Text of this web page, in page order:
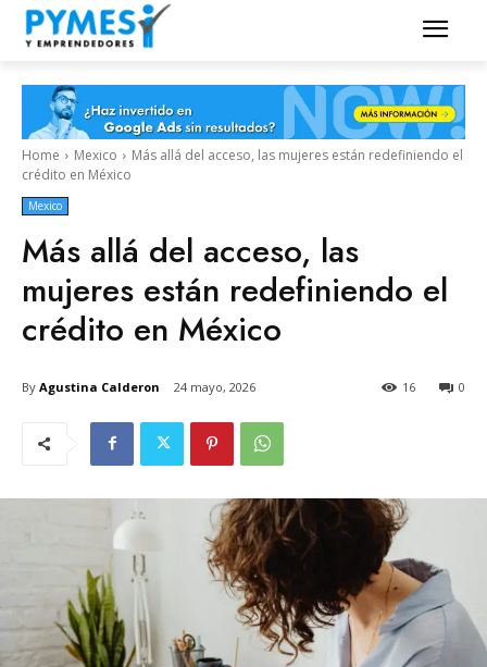
Home Mexico
Más allá del acceso, las mujeres están redefiniendo el
crédito en México
Mexico
Más allá del acceso, las
mujeres están redefiniendo el
crédito en México
By Agustina Calderon 24 mayo, 2026 0
16